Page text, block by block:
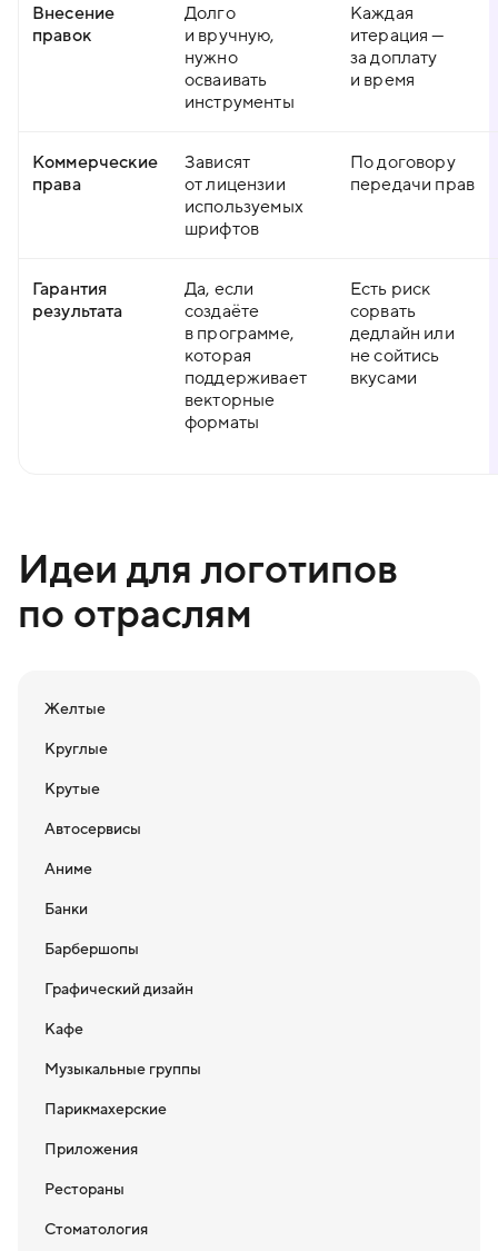
Внесение
правок
Долго
и вручную,
нужно
осваивать
инструменты
Каждая
итерация —
за доплату
и время
Коммерческие
права
Зависят
от лицензии
используемых
шрифтов
По договору
передачи прав
Гарантия
результата
Да, если
создаёте
в программе,
которая
поддерживает
векторные
форматы
Есть риск
сорвать
дедлайн или
не сойтись
вкусами
Идеи для логотипов
по отраслям
Желтые
Круглые
Крутые
Автосервисы
Аниме
Банки
Барбершопы
Графический дизайн
Кафе
Музыкальные группы
Парикмахерские
Приложения
Рестораны
Стоматология